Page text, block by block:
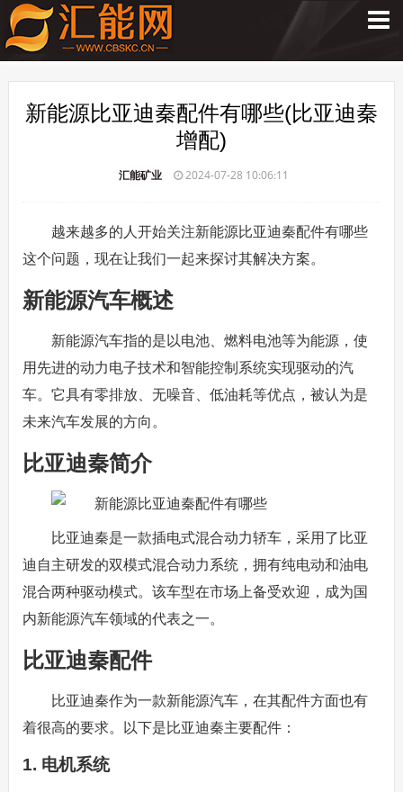
新能源比亚迪秦配件有哪些(比亚迪秦
增配)
汇能矿业 2024-07-28 10:06:11
越来越多的人开始关注新能源比亚迪秦配件有哪些
这个问题，现在让我们一起来探讨其解决方案。
新能源汽车概述
新能源汽车指的是以电池、燃料电池等为能源，使
用先进的动力电子技术和智能控制系统实现驱动的汽
车。它具有零排放、无噪音、低油耗等优点，被认为是
未来汽车发展的方向。
比亚迪秦简介
比亚迪秦是一款插电式混合动力轿车，采用了比亚
迪自主研发的双模式混合动力系统，拥有纯电动和油电
混合两种驱动模式。该车型在市场上备受欢迎，成为国
内新能源汽车领域的代表之一。
比亚迪秦配件
比亚迪秦作为一款新能源汽车，在其配件方面也有
着很高的要求。以下是比亚迪秦主要配件：
1. 电机系统